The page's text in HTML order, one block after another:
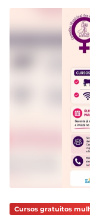
Cursos gratuitos